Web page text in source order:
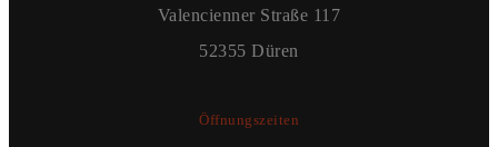
Valencienner Straße 117
52355 Düren
Öffnungszeiten